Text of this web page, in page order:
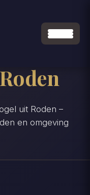
uit Roden –
en omgeving